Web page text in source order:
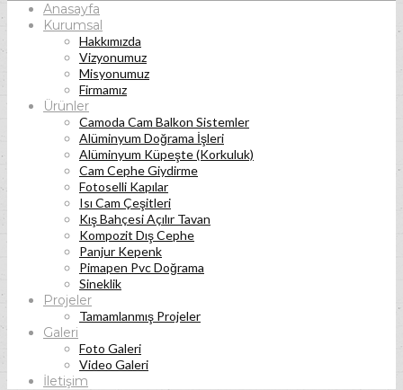
Anasayfa
Kurumsal
Hakkımızda
Vizyonumuz
Misyonumuz
Firmamız
Ürünler
Camoda Cam Balkon Sistemler
Alüminyum Doğrama İşleri
Alüminyum Küpeşte (Korkuluk)
Cam Cephe Giydirme
Fotoselli Kapılar
Isı Cam Çeşitleri
Kış Bahçesi Açılır Tavan
Kompozit Dış Cephe
Panjur Kepenk
Pimapen Pvc Doğrama
Sineklik
Projeler
Tamamlanmış Projeler
Galeri
Foto Galeri
Video Galeri
İletişim